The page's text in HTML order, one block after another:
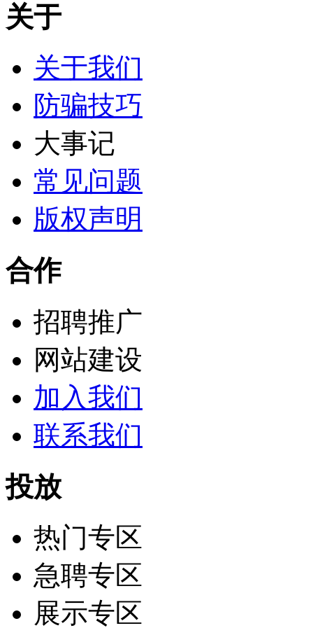
关于
关于我们
防骗技巧
大事记
常见问题
版权声明
合作
招聘推广
网站建设
加入我们
联系我们
投放
热门专区
急聘专区
展示专区